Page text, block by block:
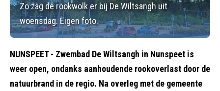
Zo zag de rookwolk er bij De Wiltsangh uit
woensdag. Eigen foto.
NUNSPEET - Zwembad De Wiltsangh in Nunspeet is
weer open, ondanks aanhoudende rookoverlast door de
natuurbrand in de regio. Na overleg met de gemeente